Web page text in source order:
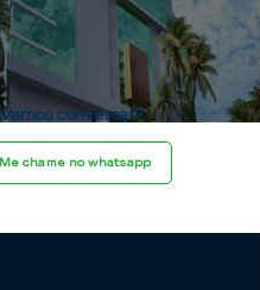
Vamos conversar?
Me chame no whatsapp